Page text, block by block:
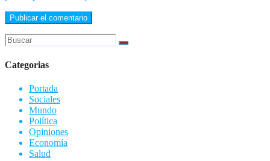
Categorias
Portada
Sociales
Mundo
Política
Opiniones
Economía
Salud